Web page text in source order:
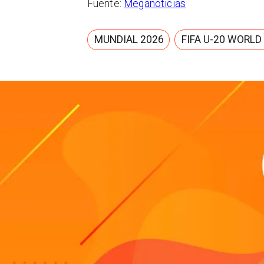
Fuente: Meganoticias
MUNDIAL 2026 FIFA U-20